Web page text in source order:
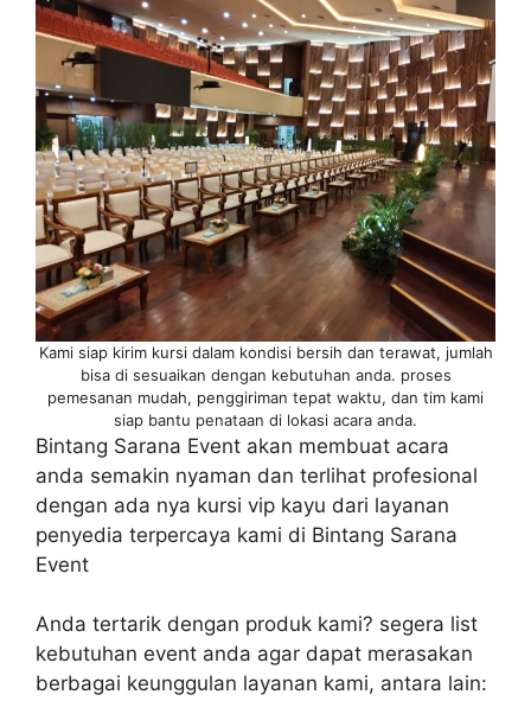
Kami siap kirim kursi dalam kondisi bersih dan terawat, jumlah
bisa di sesuaikan dengan kebutuhan anda. proses
pemesanan mudah, penggiriman tepat waktu, dan tim kami
siap bantu penataan di lokasi acara anda.
Bintang Sarana Event akan membuat acara
anda semakin nyaman dan terlihat profesional
dengan ada nya kursi vip kayu dari layanan
penyedia terpercaya kami di Bintang Sarana
Event
Anda tertarik dengan produk kami? segera list
kebutuhan event anda agar dapat merasakan
berbagai keunggulan layanan kami, antara lain: